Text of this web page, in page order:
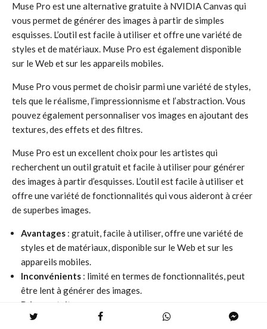
Muse Pro est une alternative gratuite à NVIDIA Canvas qui
vous permet de générer des images à partir de simples
esquisses. L’outil est facile à utiliser et offre une variété de
styles et de matériaux. Muse Pro est également disponible
sur le Web et sur les appareils mobiles.
Muse Pro vous permet de choisir parmi une variété de styles,
tels que le réalisme, l’impressionnisme et l’abstraction. Vous
pouvez également personnaliser vos images en ajoutant des
textures, des effets et des filtres.
Muse Pro est un excellent choix pour les artistes qui
recherchent un outil gratuit et facile à utiliser pour générer
des images à partir d’esquisses. L’outil est facile à utiliser et
offre une variété de fonctionnalités qui vous aideront à créer
de superbes images.
Avantages : gratuit, facile à utiliser, offre une variété de
styles et de matériaux, disponible sur le Web et sur les
appareils mobiles.
Inconvénients : limité en termes de fonctionnalités, peut
être lent à générer des images.
Prix
: gratuit.